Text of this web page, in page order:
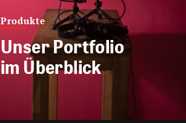
Produkte
Unser Portfolio
im Überblick